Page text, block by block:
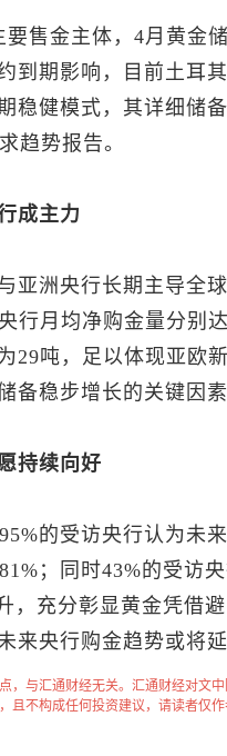
要售金主体，4月黄金
到期影响，目前土耳
稳健模式，其详细储
趋势报告。
成主力
亚洲央行长期主导全
行月均净购金量分别
29吨，足以体现亚欧
备稳步增长的关键因
持续向好
的受访央行认为未
；同时43%的受访
，充分彰显黄金凭借
来央行购金趋势或将
，与汇通财经无关。汇通财经对文
且不构成任何投资建议，请读者仅